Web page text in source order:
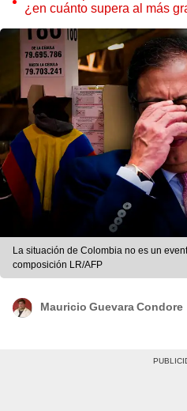
¿en cuánto supera al más
La situación de Colombia no es un
composición LR/AFP
Mauricio Guevara Condore